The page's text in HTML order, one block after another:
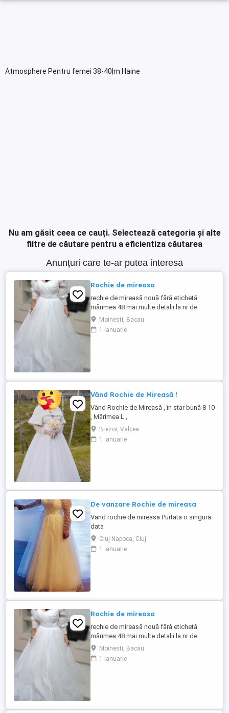
Atmosphere Pentru femei 38-40|m Haine
Nu am găsit ceea ce cauți. Selectează categoria și alte
filtre de căutare pentru a eficientiza căutarea
Anunțuri care te-ar putea interesa
Rochie de mireasa
rechie de mireasă nouă fără etichetă
mărimea 48 mai multe detalii la nr de
telefonMoinesti, Bacau
1 ianuarie
Vând Rochie de Mireasă !
Vând Rochie de Mireasă , în star bună 8 10
, Mărimea L ,
Brezoi, Valcea
1 ianuarie
De vanzare Rochie de mireasa
Vand rochie de mireasa Purtata o singura
data
Cluj-Napoca, Cluj
1 ianuarie
Rochie de mireasa
rechie de mireasă nouă fără etichetă
mărimea 48 mai multe detalii la nr de
telefonMoinesti, Bacau
1 ianuarie